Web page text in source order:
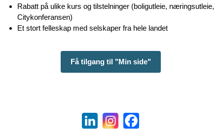
Rabatt på ulike kurs og tilstelninger (boligutleie, næringsutleie,
Citykonferansen)
Et stort felleskap med selskaper fra hele landet
Få tilgang til "Min side"